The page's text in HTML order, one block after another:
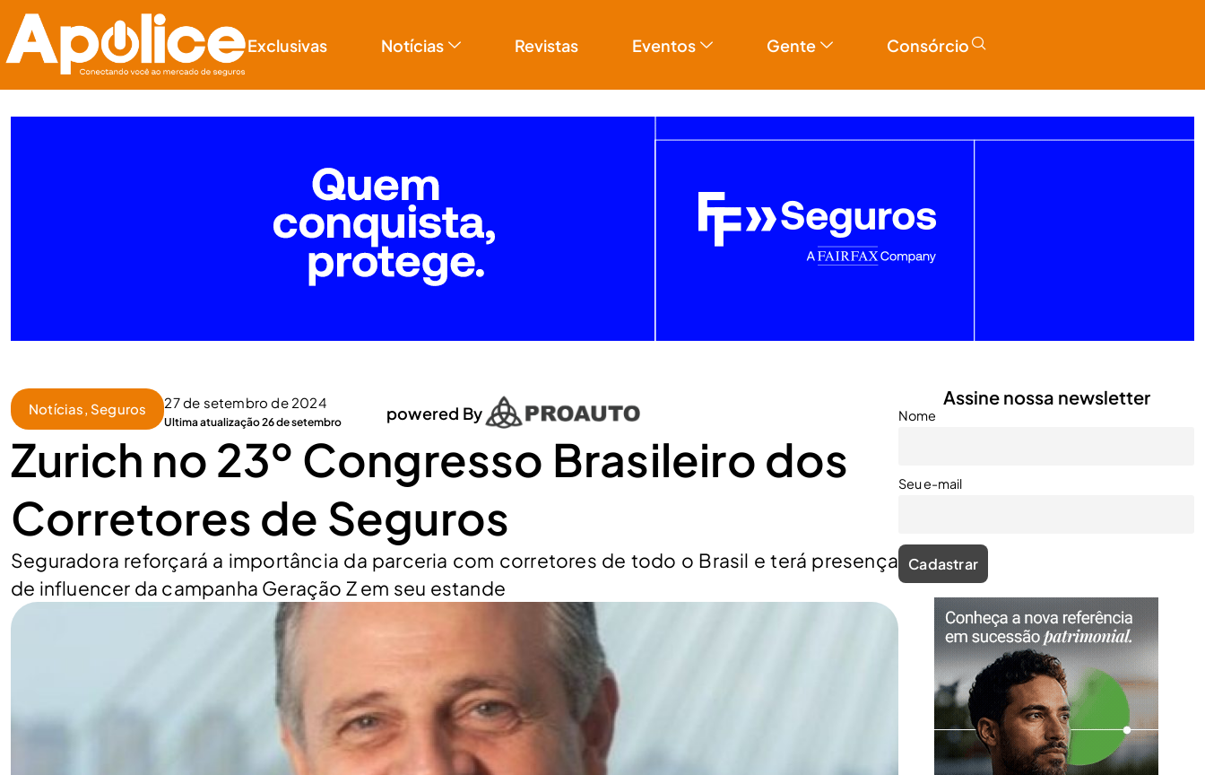
Exclusivas Notícias Revistas Eventos Gente Consórcio
Notícias, Seguros 27 de setembro de 2024
Ultima atualização 26 de setembro powered By
Zurich no 23º Congresso Brasileiro dos
Corretores de Seguros
Seguradora reforçará a importância da parceria com corretores de todo o Brasil e terá presença
de influencer da campanha Geração Z em seu estande
Assine nossa newsletter
Nome
Seu e-mail